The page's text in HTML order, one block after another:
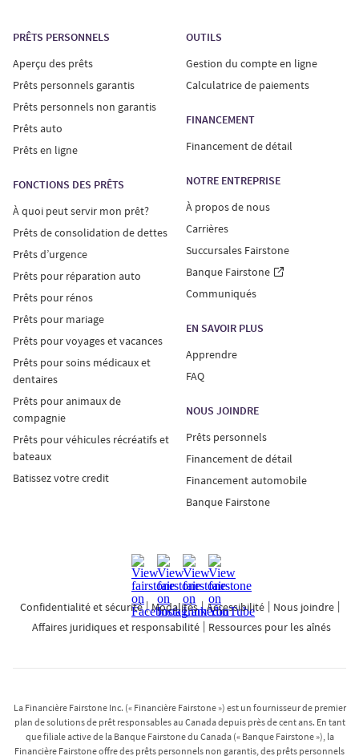
PRÊTS PERSONNELS
Aperçu des prêts
Prêts personnels garantis
Prêts personnels non garantis
Prêts auto
Prêts en ligne
FONCTIONS DES PRÊTS
À quoi peut servir mon prêt?
Prêts de consolidation de dettes
Prêts d’urgence
Prêts pour réparation auto
Prêts pour rénos
Prêts pour mariage
Prêts pour voyages et vacances
Prêts pour soins médicaux et
dentaires
Prêts pour animaux de
compagnie
Prêts pour véhicules récréatifs et
bateaux
Batissez votre credit
OUTILS
Gestion du compte en ligne
Calculatrice de paiements
FINANCEMENT
Financement de détail
NOTRE ENTREPRISE
À propos de nous
Carrières
Succursales Fairstone
Banque Fairstone
Communiqués
EN SAVOIR PLUS
Apprendre
FAQ
NOUS JOINDRE
Prêts personnels
Financement de détail
Financement automobile
Banque Fairstone
Confidentialité et sécurité Modalités Accessibilité
Nous joindre
Affaires juridiques et responsabilité
Ressources pour les aînés
La Financière Fairstone Inc. (« Financière Fairstone ») est un fournisseur de premier
plan de solutions de prêt responsables au Canada depuis près de cent ans. En tant
que filiale active de la Banque Fairstone du Canada (« Banque Fairstone »), la
Financière Fairstone offre des prêts personnels non garantis, des prêts personnels